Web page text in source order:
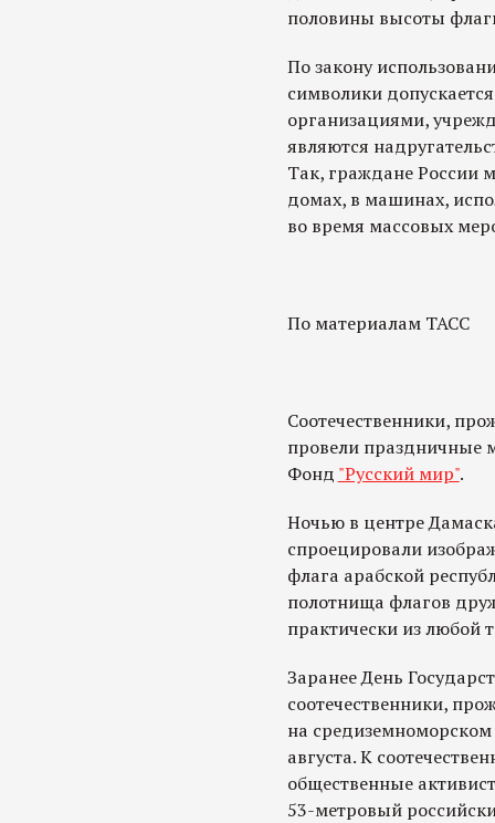
половины высоты
По закону
символики
организациями,
являются
Так, граждане России
домах, в машинах,
во время массовых
По материалам ТАСС
Соотечественники,
провели праздничные
Фонд "Русский мир".
Ночью в центре
спроецировали
флага арабской
полотнища флагов
практически из любой
Заранее День
соотечественники,
на
августа. К
общественные
53-метровый